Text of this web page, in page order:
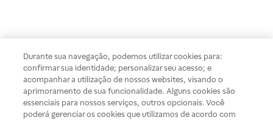
Durante sua navegação, podemos utilizar cookies para:
confirmar sua identidade; personalizar seu acesso; e
acompanhar a utilização de nossos websites, visando o
aprimoramento de sua funcionalidade. Alguns cookies são
essenciais para nossos serviços, outros opcionais. Você
poderá gerenciar os cookies que utilizamos de acordo com